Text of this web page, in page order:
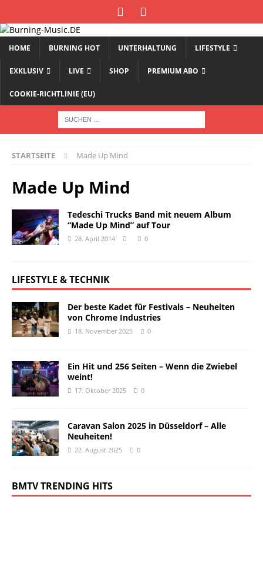
HOME BURNING HOT UNTERHALTUNG LIFESTYLE
EXKLUSIV LIVE SHOP PREMIUM ABO
COOKIE-RICHTLINIE (EU)
STARTSEITE Made Up Mind
Made Up Mind
Tedeschi Trucks Band mit neuem Album
“Made Up Mind” auf Tour
28. April 2014 0
LIFESTYLE & TECHNIK
Der beste Kadet für Festivals – Neuheiten
von Chrome Industries
18. November 2025 0
Ein Hit und 256 Seiten – Wenn die Zwiebel
weint!
17. Oktober 2025 0
Caravan Salon 2025 in Düsseldorf – Alle
Neuheiten!
22. August 2025 0
BMTV TRENDING HITS